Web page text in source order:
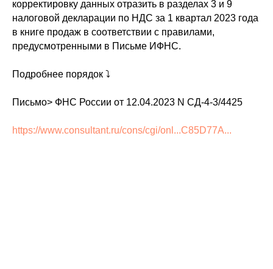
корректировку данных отразить в разделах 3 и 9
налоговой декларации по НДС за 1 квартал 2023 года
в книге продаж в соответствии с правилами,
предусмотренными в Письме ИФНС.
Подробнее порядок ⤵️
Письмо> ФНС России от 12.04.2023 N СД-4-3/4425
https://www.consultant.ru/cons/cgi/onl...C85D77A...